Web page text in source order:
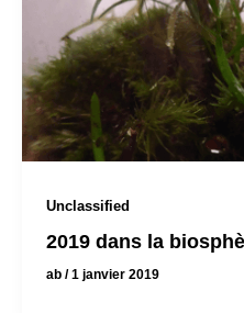
Unclassified
2019 dans la
ab /1 janvier 2019